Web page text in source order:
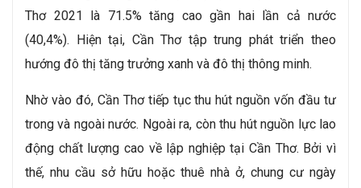
Thơ 2021 là 71.5% tăng cao gần hai lần cả nước
(40,4%). Hiện tại, Cần Thơ tập trung phát triển theo
hướng đô thị tăng trưởng xanh và đô thị thông minh.
Nhờ vào đó, Cần Thơ tiếp tục thu hút nguồn vốn đầu tư
trong và ngoài nước. Ngoài ra, còn thu hút nguồn lực lao
động chất lượng cao về lập nghiệp tại Cần Thơ. Bởi vì
thế, nhu cầu sở hữu hoặc thuê nhà ở, chung cư ngày